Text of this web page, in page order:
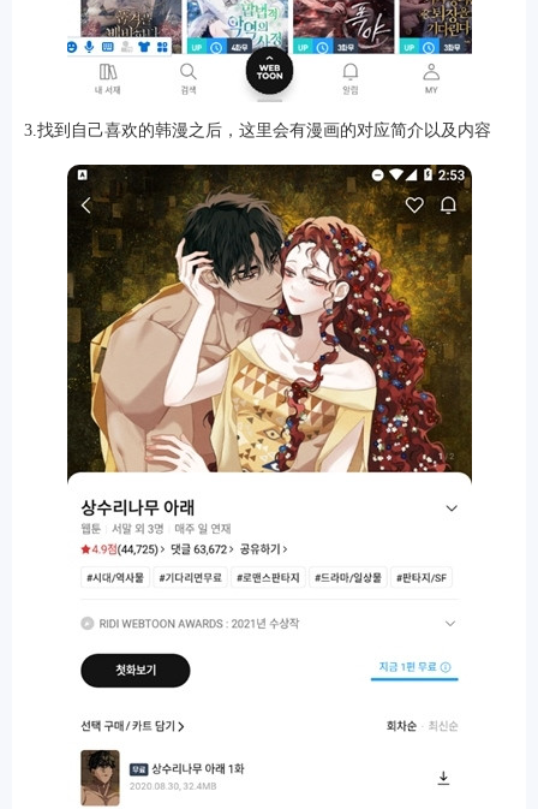
小游戏 恋爱养成 沙盒模组up主自制赛车竞速 策略塔防
冒险解谜 街机格斗 模拟经营 音乐游戏
系统工具 影音播放 游戏辅助 摄影美颜 办公商务 旅游出行 金融理财
新闻阅读考试学习AI软件健康运动生活购物地图导航主题桌面
3.找到自己喜欢的韩漫之后，这里会有漫画的对应简介以及内容